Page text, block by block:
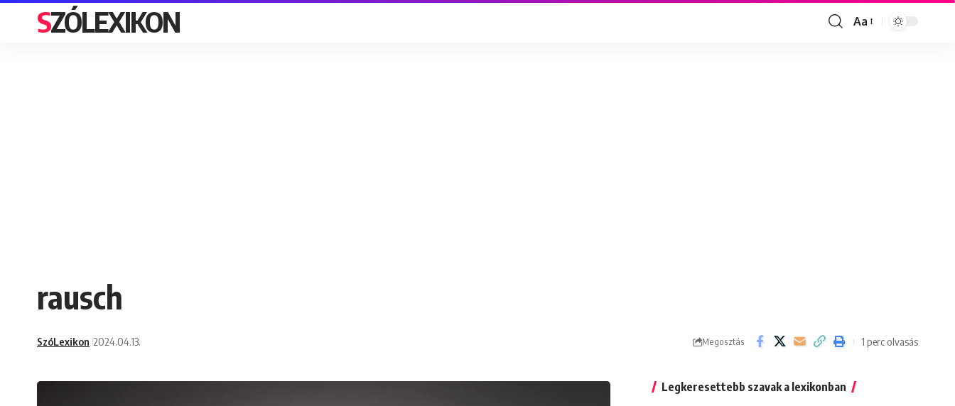
SZÓLEXIKON
Font
Aa
rausch
SzóLexikon 2024.04.13. Megosztás 1 perc olvasás
Legkeresettebb szavak a lexikonban